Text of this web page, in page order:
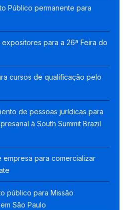
Público permanente para
para a 26ª Feira do
cursos de qualificação pelo
de pessoas jurídicas para
à South Summit Brazil
para comercializar
público para Missão
São Paulo